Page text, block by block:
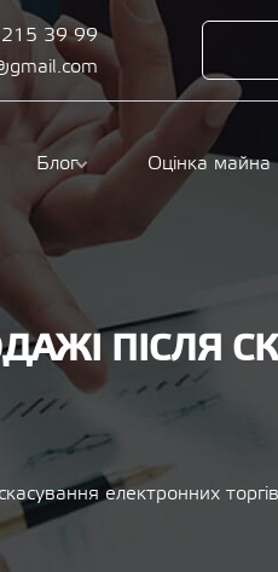
39 99
Блог Оцінка майна
ПІСЛЯ
електронних